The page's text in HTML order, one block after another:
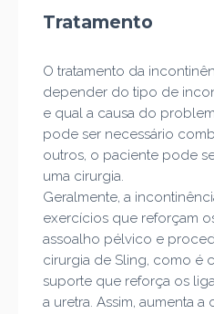
Tratamento
O tratamento da
depender do tipo de
e qual a causa do
pode ser necessário
outros, o paciente pode
uma cirurgia.
Geralmente, a
exercícios que reforçam
assoalho pélvico e
cirurgia de Sling, como é
suporte que reforça os
a uretra. Assim, aumenta